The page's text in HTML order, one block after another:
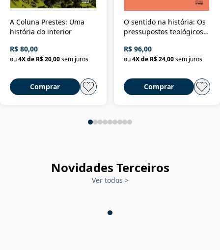
A Coluna Prestes: Uma
história do interior
R$ 80,00
ou4X de R$ 20,00sem juros
Comprar
O sentido na história: Os
pressupostos teológicos
R$ 96,00
ou 4X de R$ 24,00 sem juros
Comprar
Novidades Terceiros
Ver todos >